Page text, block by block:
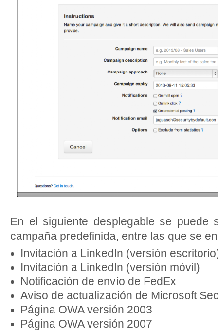
En el siguiente desplegable se puede
campaña predefinida, entre las que se
Invitación a LinkedIn (versión
Invitación a LinkedIn (versión móvil)
Notificación de envío de FedEx
Aviso de actualización de Microsoft
Página OWA versión 2003
Página OWA versión 2007